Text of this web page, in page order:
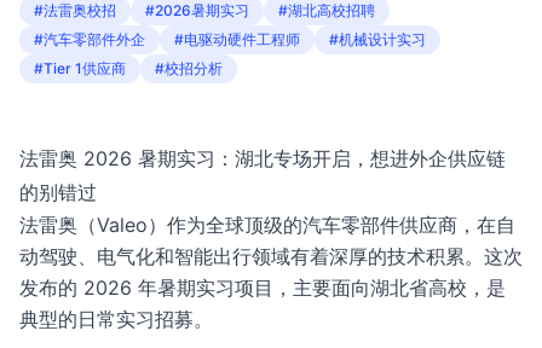
#法雷奥校招 #2026暑期实习
#湖北高校招聘
#汽车零部件外企
#电驱动硬件工程师
#机械设计实习
#Tier 1供应商
#校招分析
法雷奥 2026 暑期实习：湖北专场开启，想进外企供应链
的别错过
法雷奥（Valeo）作为全球顶级的汽车零部件供应商，在自
动驾驶、电气化和智能出行领域有着深厚的技术积累。这次
发布的 2026 年暑期实习项目，主要面向湖北省高校，是
典型的日常实习招募。